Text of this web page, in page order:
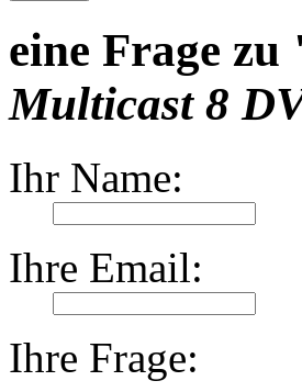
eine Frage zu
Multicast 8
Ihr Name:
Ihre Email:
Ihre Frage: